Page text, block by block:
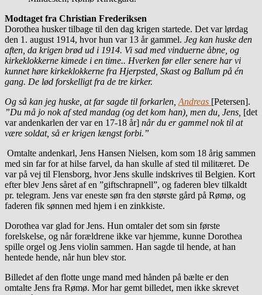
Modtaget fra Christian Frederiksen
Dorothea husker tilbage til den dag krigen startede. Det var lørdag
den 1. august 1914, hvor hun var 13 år gammel. Jeg kan huske den
aften, da krigen brød ud i 1914. Vi sad med vinduerne åbne, og
kirkeklokkerne kimede i en time.. Hverken før eller senere har vi
kunnet høre kirkeklokkerne fra Hjerpsted, Skast og Ballum på én
gang. De lød forskelligt fra de tre kirker.
Og så kan jeg huske, at far sagde til forkarlen, Andreas [Petersen].
”Du må jo nok af sted mandag (og det kom han), men du, Jens, [det
var andenkarlen der var en 17-18 år] når du er gammel nok til at
være soldat, så er krigen længst forbi.”
Omtalte andenkarl, Jens Hansen Nielsen, kom som 18 årig sammen
med sin far for at hilse farvel, da han skulle af sted til militæret. De
var på vej til Flensborg, hvor Jens skulle indskrives til Belgien. Kort
efter blev Jens såret af en ”giftschrapnell”, og faderen blev tilkaldt
pr. telegram. Jens var eneste søn fra den største gård på Rømø, og
faderen fik sønnen med hjem i en zinkkiste.
Dorothea var glad for Jens. Hun omtaler det som sin første
forelskelse, og når forældrene ikke var hjemme, kunne Dorothea
spille orgel og Jens violin sammen. Han sagde til hende, at han
hentede hende, når hun blev stor.
Billedet af den flotte unge mand med hånden på bælte er den
omtalte Jens fra Rømø. Mor har gemt billedet, men ikke skrevet